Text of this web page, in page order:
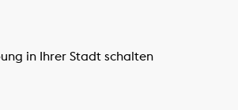
in Ihrer Stadt schalten